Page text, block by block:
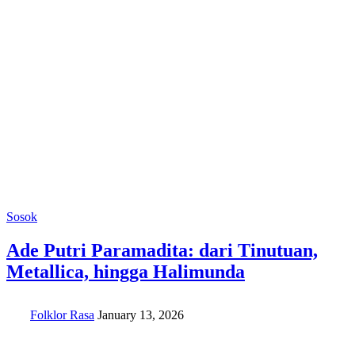
Sosok
Ade Putri Paramadita: dari Tinutuan,
Metallica, hingga Halimunda
Folklor Rasa January 13, 2026